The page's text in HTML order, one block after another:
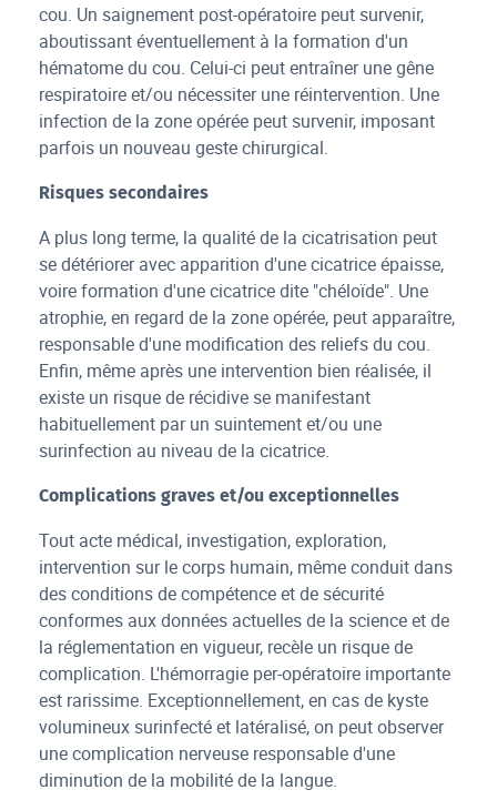
cou. Un saignement post-opératoire peut survenir,
aboutissant éventuellement à la formation d'un
hématome du cou. Celui-ci peut entraîner une gêne
respiratoire et/ou nécessiter une réintervention. Une
infection de la zone opérée peut survenir, imposant
parfois un nouveau geste chirurgical.
Risques secondaires
A plus long terme, la qualité de la cicatrisation peut
se détériorer avec apparition d'une cicatrice épaisse,
voire formation d'une cicatrice dite "chéloïde". Une
atrophie, en regard de la zone opérée, peut apparaître,
responsable d'une modification des reliefs du cou.
Enfin, même après une intervention bien réalisée, il
existe un risque de récidive se manifestant
habituellement par un suintement et/ou une
surinfection au niveau de la cicatrice.
Complications graves et/ou exceptionnelles
Tout acte médical, investigation, exploration,
intervention sur le corps humain, même conduit dans
des conditions de compétence et de sécurité
conformes aux données actuelles de la science et de
la réglementation en vigueur, recèle un risque de
complication. L'hémorragie per-opératoire importante
est rarissime. Exceptionnellement, en cas de kyste
volumineux surinfecté et latéralisé, on peut observer
une complication nerveuse responsable d'une
diminution de la mobilité de la langue.